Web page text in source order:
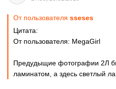
От пользователя sseses
Цитата:
От пользователя: MegaGirl
Предудыщие фотографии 2Л
ламинатом, а здесь светлый